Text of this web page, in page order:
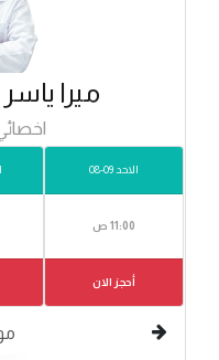
ميرا
الاحد 09-08
11:00 ص
أحجز الان